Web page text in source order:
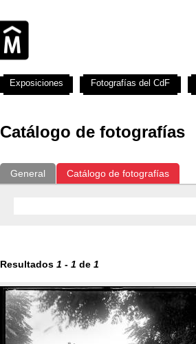
Catálogo de fotografías
General Catálogo de fotografías
Resultados 1 - 1 de 1
Exposiciones Fotografías del CdF